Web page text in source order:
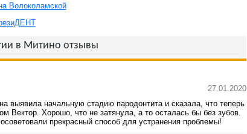
Волоколамской
в Митино отзывы
27.01.2020
выявила начальную стадию пародонтита и сказала, что теперь
Вектор. Хорошо, что не затянула, а то осталась бы без зубов.
прекрасный способ для устранения проблемы!